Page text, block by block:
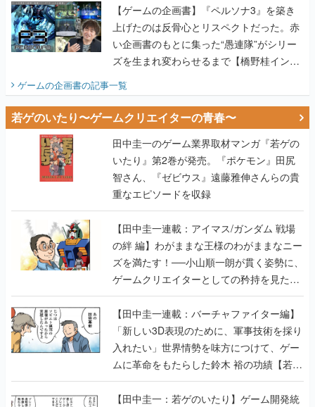
【ゲームの企画書】『ペルソナ3』を築き
上げたのは反骨心とリスペクトだった。赤
い企画書のもとに集った“愚連隊”がシリー
ズを生まれ変わらせるまで【橋野桂インタ
ゲームの企画書の記事一覧
若ゲのいたり〜ゲームクリエイターの青春〜
田中圭一のゲーム業界取材マンガ『若ゲの
いたり』第2巻が発売。『ポケモン』田尻
智さん、『ゼビウス』遠藤雅伸さんらの貴
重なエピソードを収録
【田中圭一連載：アイマス/ガンダム 戦場
の絆 編】わがままな王様のわがままなニー
ズを満たす！──小山順一朗が貫く姿勢に、
ゲームクリエイターとしての矜持を見た
【若ゲのいたり最終回】
【田中圭一連載：バーチャファイター編】
「新しい3D表現のために、軍事技術を採り
入れたい」世界情勢を味方につけて、ゲー
ムに革命をもたらした鈴木 裕の功績【若ゲ
のいたり】
【田中圭一：若ゲのいたり】ゲーム開発統